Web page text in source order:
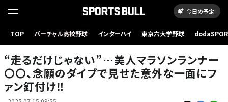
今日の予定
TOP バーチャル高校野球 インターハイ 東京六大学野球
“走るだけじゃない”…美人マラソンランナー
〇〇、念願のダイブで見せた意外な一面にフ
ァン釘付け‼